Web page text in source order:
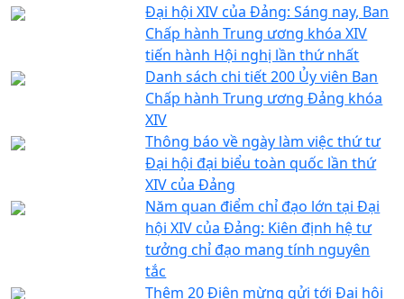
Đại hội XIV của Đảng: Sáng nay, Ban
Chấp hành Trung ương khóa XIV
tiến hành Hội nghị lần thứ nhất
Danh sách chi tiết 200 Ủy viên Ban
Chấp hành Trung ương Đảng khóa
XIV
Thông báo về ngày làm việc thứ tư
Đại hội đại biểu toàn quốc lần thứ
XIV của Đảng
Năm quan điểm chỉ đạo lớn tại Đại
hội XIV của Đảng: Kiên định hệ tư
tưởng chỉ đạo mang tính nguyên
tắc
Thêm 20 Điện mừng gửi tới Đại hội